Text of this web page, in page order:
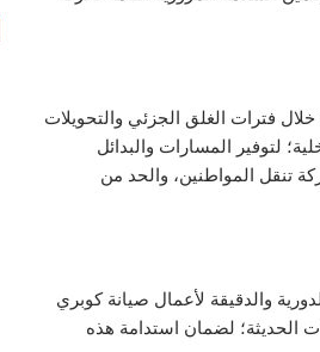
فترات الغلق الجزئي والتحويلات
لتوفير المسارات والبدائل
تنقل المواطنين، والحد من
والدقيقة لأعمال صيانة كوبري
الحديثة؛ لضمان استدامة هذه